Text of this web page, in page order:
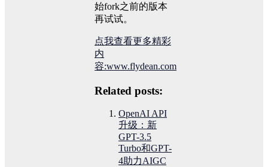
始fork之前的版本
再试试。
点我查看更多精彩
内
容:www.flydean.com
Related posts:
OpenAI API
升级：新
GPT-3.5
Turbo和GPT-
4助力AIGC